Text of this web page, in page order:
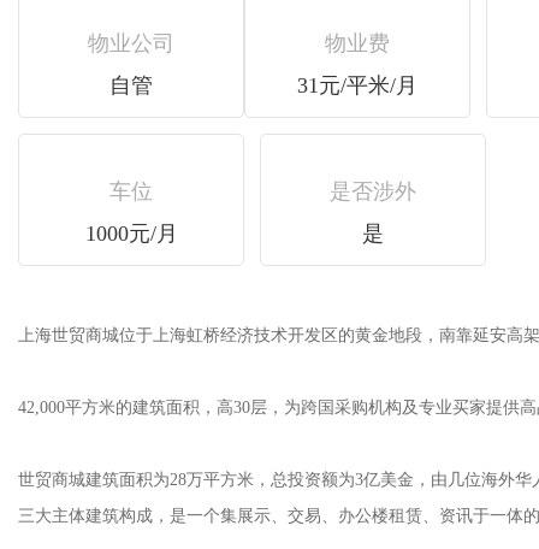
物业公司
自管
物业费
31元/平米/月
车位
1000元/月
是否涉外
是
上海世贸商城位于上海虹桥经济技术开发区的黄金地段，南靠延安高架桥
42,000平方米的建筑面积，高30层，为跨国采购机构及专业买家提供高
世贸商城建筑面积为28万平方米，总投资额为3亿美金，由几位海外华
三大主体建筑构成，是一个集展示、交易、办公楼租赁、资讯